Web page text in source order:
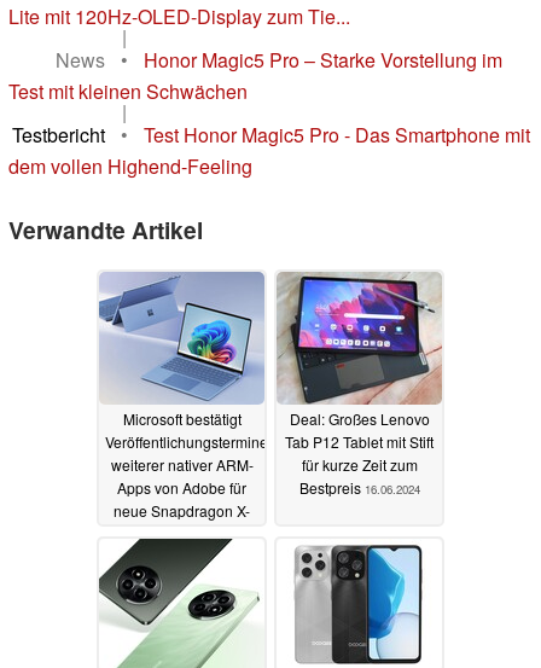
Lite mit 120Hz-OLED-Display zum Tie...
|
News
•
Honor Magic5 Pro – Starke Vorstellung im
Test mit kleinen Schwächen
|
Testbericht
•
Test Honor Magic5 Pro - Das Smartphone mit
dem vollen Highend-Feeling
Verwandte Artikel
Microsoft bestätigt
Veröffentlichungstermine
weiterer nativer ARM-
Apps von Adobe für
neue Snapdragon X-
22.06.2024
Deal: Großes Lenovo
Tab P12 Tablet mit Stift
für kurze Zeit zum
Bestpreis 16.06.2024